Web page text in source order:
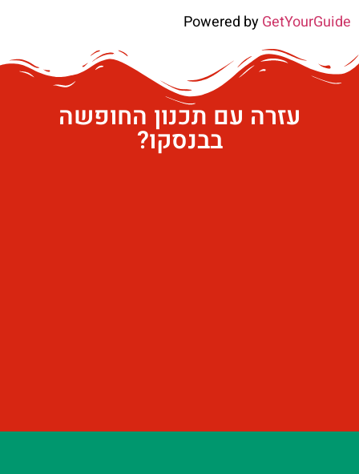
Powered byGetYourGuide
עזרה עם תכנון החופשה
בבנסקו?